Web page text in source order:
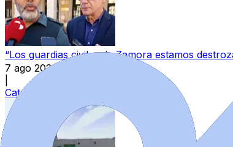
“Los guardias civiles de Zamora estamos
7 ago 2026
Categoría: